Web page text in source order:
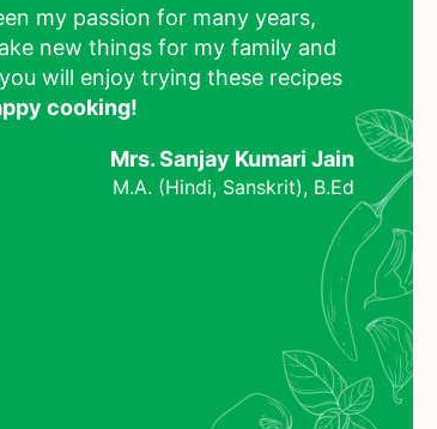
my passion for many years,
new things for my family and
will enjoy trying these recipes
cooking!
Mrs. Sanjay Kumari Jain
M.A. (Hindi, Sanskrit), B.Ed